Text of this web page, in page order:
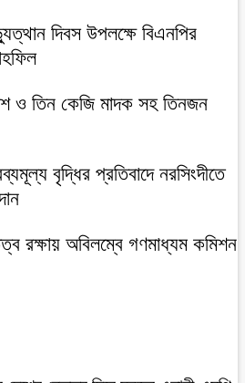
দিবস উপলক্ষে বিএনপির
ও তিন কেজি মাদক সহ তিনজন
বৃদ্ধির প্রতিবাদে নরসিংদীতে
রক্ষায় অবিলম্বে গণমাধ্যম কমিশন